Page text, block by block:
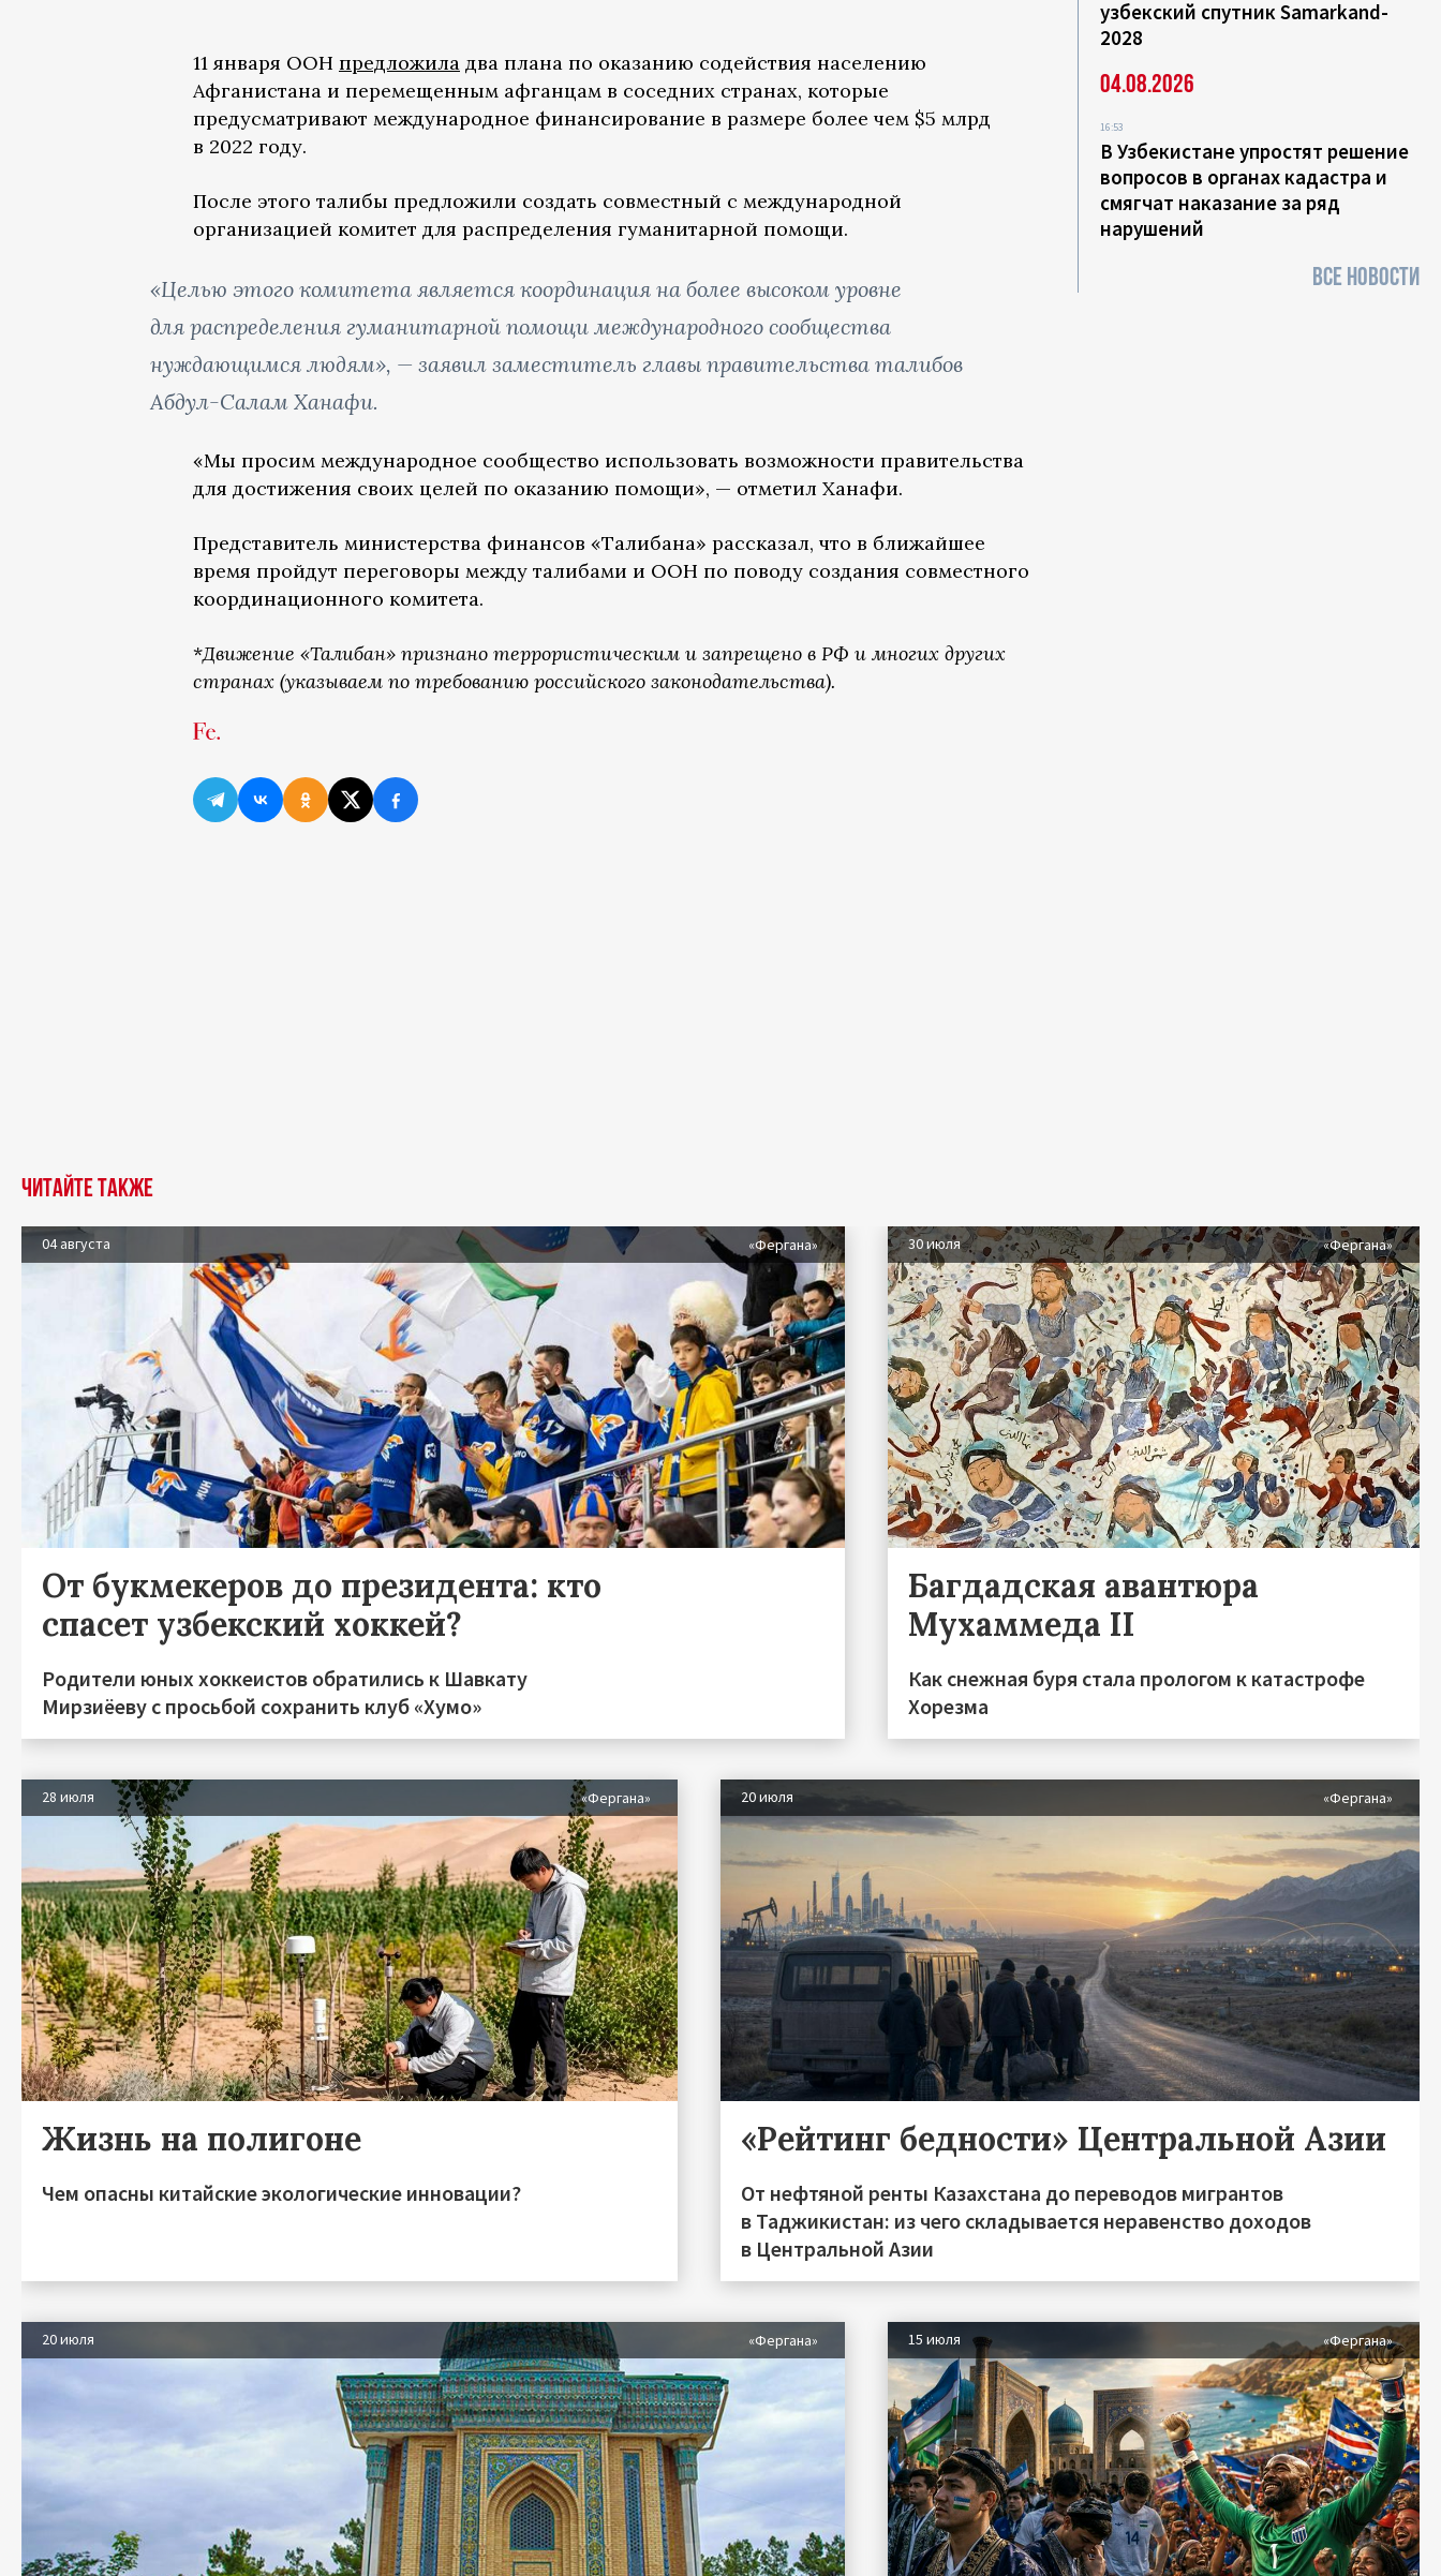
11 января ООН предложила два плана по оказанию содействия населению
Афганистана и перемещенным афганцам в соседних странах, которые
предусматривают международное финансирование в размере более чем $5 млрд
в 2022 году.
После этого талибы предложили создать совместный с международной
организацией комитет для распределения гуманитарной помощи.
«Целью этого комитета является координация на более высоком уровне
для распределения гуманитарной помощи международного сообщества
нуждающимся людям», — заявил заместитель главы правительства талибов
Абдул-Салам Ханафи.
«Мы просим международное сообщество использовать возможности правительства
для достижения своих целей по оказанию помощи», — отметил Ханафи.
Представитель министерства финансов «Талибана» рассказал, что в ближайшее
время пройдут переговоры между талибами и ООН по поводу создания совместного
координационного комитета.
*Движение «Талибан» признано террористическим и запрещено в РФ и многих других
странах (указываем по требованию российского законодательства).
узбекский спутник Samarkand-
2028
04.08.2026
16:53
В Узбекистане упростят решение
вопросов в органах кадастра и
смягчат наказание за ряд
нарушений
ВСЕ НОВОСТИ
Читайте также
04 августа «Фергана»
От букмекеров до президента: кто
спасет узбекский хоккей?
Родители юных хоккеистов обратились к Шавкату
Мирзиёеву с просьбой сохранить клуб «Хумо»
30 июля «Фергана»
Багдадская авантюра
Мухаммеда II
Как снежная буря стала прологом к катастрофе
Хорезма
28 июля «Фергана»
Жизнь на полигоне
Чем опасны китайские экологические инновации?
20 июля «Фергана»
«Рейтинг бедности» Центральной Азии
От нефтяной ренты Казахстана до переводов мигрантов
в Таджикистан: из чего складывается неравенство доходов
в Центральной Азии
20 июля «Фергана» 15 июля «Фергана»